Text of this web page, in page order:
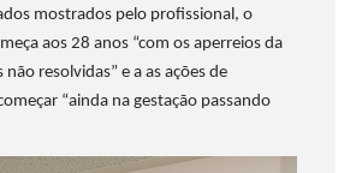
mostrados pelo profissional, o
aos 28 anos “com os aperreios da
resolvidas” e a as ações de
“ainda na gestação passando